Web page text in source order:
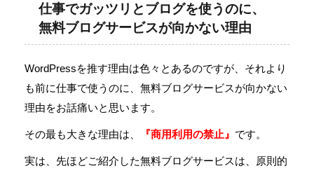
仕事でガッツリとブログを使うのに、
無料ブログサービスが向かない理由
WordPressを推す理由は色々とあるのですが、それより
も前に仕事で使うのに、無料ブログサービスが向かない
理由をお話痛いと思います。
その最も大きな理由は、 『商用利用の禁止』 です。
実は、先ほどご紹介した無料ブログサービスは、原則的